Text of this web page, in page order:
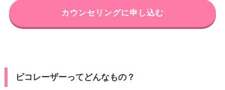
カウンセリングに申し込む
ピコレーザーってどんなもの？